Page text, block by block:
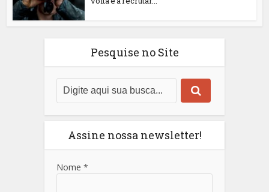
Pesquise no Site
Assine nossa newsletter!
Nome *